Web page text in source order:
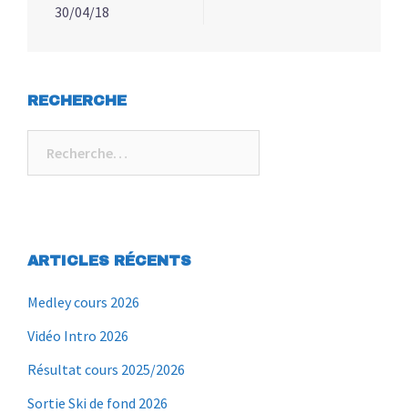
30/04/18
RECHERCHE
ARTICLES RÉCENTS
Medley cours 2026
Vidéo Intro 2026
Résultat cours 2025/2026
Sortie Ski de fond 2026